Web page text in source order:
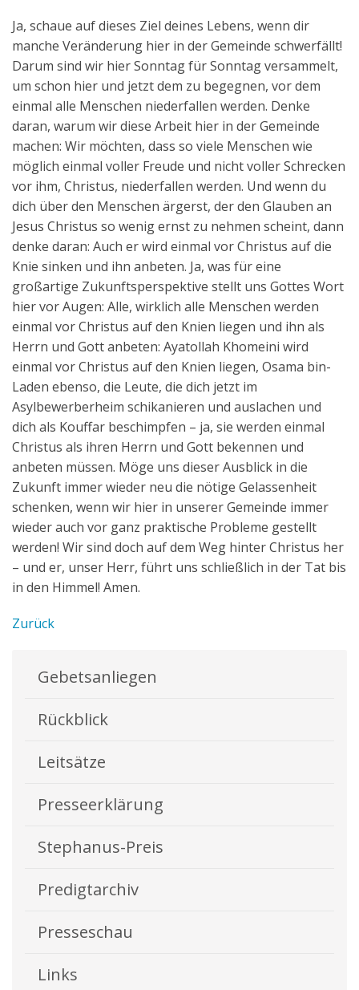
Ja, schaue auf dieses Ziel deines Lebens, wenn dir
manche Veränderung hier in der Gemeinde schwerfällt!
Darum sind wir hier Sonntag für Sonntag versammelt,
um schon hier und jetzt dem zu begegnen, vor dem
einmal alle Menschen niederfallen werden. Denke
daran, warum wir diese Arbeit hier in der Gemeinde
machen: Wir möchten, dass so viele Menschen wie
möglich einmal voller Freude und nicht voller Schrecken
vor ihm, Christus, niederfallen werden. Und wenn du
dich über den Menschen ärgerst, der den Glauben an
Jesus Christus so wenig ernst zu nehmen scheint, dann
denke daran: Auch er wird einmal vor Christus auf die
Knie sinken und ihn anbeten. Ja, was für eine
großartige Zukunftsperspektive stellt uns Gottes Wort
hier vor Augen: Alle, wirklich alle Menschen werden
einmal vor Christus auf den Knien liegen und ihn als
Herrn und Gott anbeten: Ayatollah Khomeini wird
einmal vor Christus auf den Knien liegen, Osama bin-
Laden ebenso, die Leute, die dich jetzt im
Asylbewerberheim schikanieren und auslachen und
dich als Kouffar beschimpfen – ja, sie werden einmal
Christus als ihren Herrn und Gott bekennen und
anbeten müssen. Möge uns dieser Ausblick in die
Zukunft immer wieder neu die nötige Gelassenheit
schenken, wenn wir hier in unserer Gemeinde immer
wieder auch vor ganz praktische Probleme gestellt
werden! Wir sind doch auf dem Weg hinter Christus her
– und er, unser Herr, führt uns schließlich in der Tat bis
in den Himmel! Amen.
Zurück
Gebetsanliegen
Rückblick
Leitsätze
Presseerklärung
Stephanus-Preis
Predigtarchiv
Presseschau
Links